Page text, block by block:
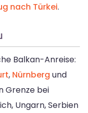
nach Türkei.
Balkan-Anreise:
, Nürnberg und
Grenze bei
Ungarn, Serbien